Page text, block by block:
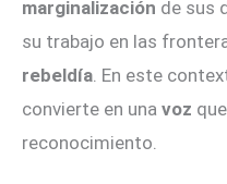
marginalización de sus
su trabajo en las
rebeldía. En este
convierte en una voz
reconocimiento.